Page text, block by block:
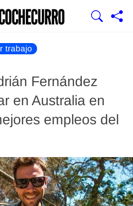
trabajo
Fernández
en Australia en
empleos del